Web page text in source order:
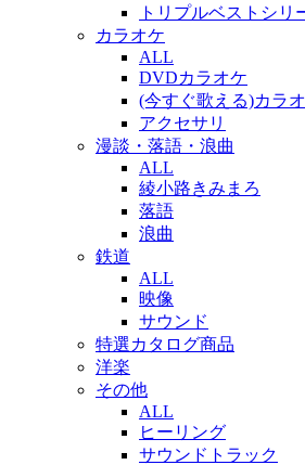
トリプルベストシリ
カラオケ
ALL
DVDカラオケ
(今すぐ歌える)カラ
アクセサリ
漫談・落語・浪曲
ALL
綾小路きみまろ
落語
浪曲
鉄道
ALL
映像
サウンド
特選カタログ商品
洋楽
その他
ALL
ヒーリング
サウンドトラック